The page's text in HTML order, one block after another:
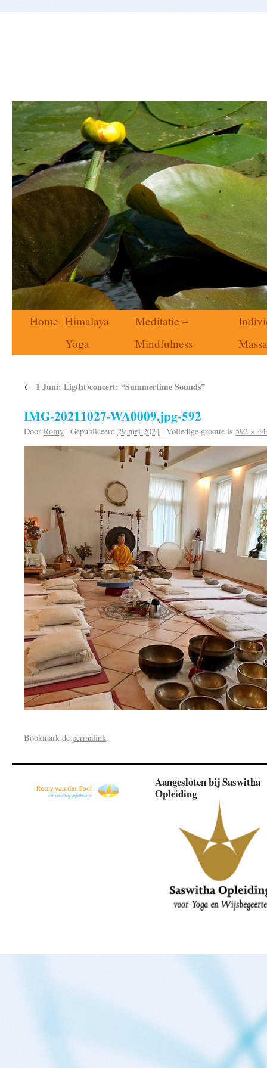
Home Himalaya
Yoga
Meditatie –
Mindfulness
← 1 Juni: Lig(ht)concert: “Summertime Sounds”
IMG-20211027-WA0009.jpg-592
Door Romy | Gepubliceerd 29 mei 2024 | Volledige grootte is 592 ×
Bookmark de permalink.
Aangesloten bij Saswitha
Opleiding